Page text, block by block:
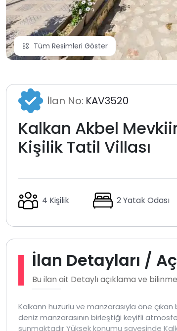
Tüm Resimleri Göster
İlan No: KAV3520
Kalkan Akbel
Kişilik Tatil Villası
4 Kişilik 2 Yatak Odası
İlan Detayları /
Bu ilan ait Detaylı açıklama ve
Kalkann huzurlu ve manzarasıyla öne
deniz manzarasının birleştiği keyifli
sunmaktadır Yüksek konumu sayesinde